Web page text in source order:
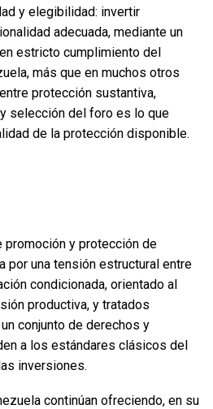
y elegibilidad: invertir
adecuada, mediante un
estricto cumplimiento del
más que en muchos otros
protección sustantiva,
selección del foro es lo que
de la protección disponible.
promoción y protección de
por una tensión estructural entre
condicionada, orientado al
productiva, y tratados
conjunto de derechos y
a los estándares clásicos del
inversiones.
continúan ofreciendo, en su